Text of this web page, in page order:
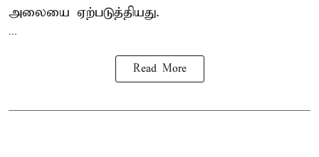
அலையை ஏற்படுத்தியது.
...
Read More